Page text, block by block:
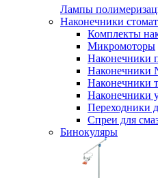
Лампы
Наконечники
Комплекты
Микромоторы
Наконечники
Наконечники
Наконечники
Наконечники
Переходники
Спреи для
Бинокуляры